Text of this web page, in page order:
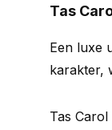
Tas
Een luxe
karakter,
Tas